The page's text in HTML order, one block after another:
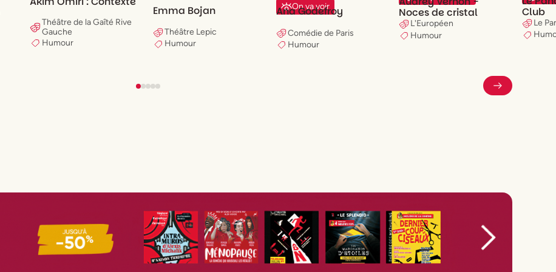
Théâtre de la Gaîté Rive
Gauche
Humour
Emma Bojan
Théâtre Lepic
Humour
On va voir
Ana Godefroy
Comédie de Paris
Humour
Noces de cristal
L'Européen
Humour
Club
Le